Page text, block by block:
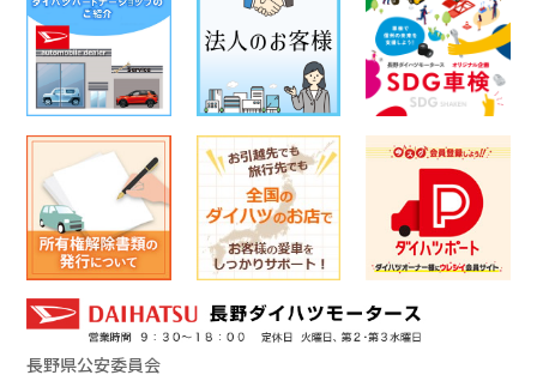
長野県公安委員会